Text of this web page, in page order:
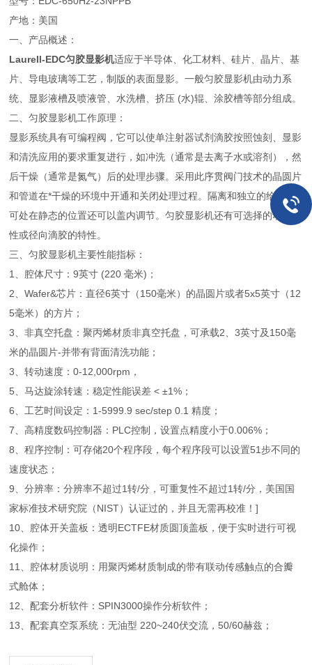
产地：美国
一、产品概述：
Laurell-EDC匀胶显影机适应于半导体、化工材料、硅片、晶片、基
片、导电玻璃等工艺，制版的表面显影。一般匀胶显影机由动力系
统、显影液槽及喷液管、水洗槽、挤压 (水)辊、涂胶槽等部分组成。
二、匀胶显影机工作原理：
显影系统具有可编程阀，它可以使单注射器试剂滴胶按照蚀刻、显影
和清洗应用的要求重复进行，如冲洗（通常是去离子水或溶剂），然
后干燥（通常是氮气）后的处理步骤。采用此序贯阀门技术的晶圆片
和管道在*干燥的环境中开通和关闭处理过程。隔离和独立的给水器
可处在静态的位置还可以盖内调节。匀胶显影机还有可选择的动态线
性或径向滴胶的特性。
三、匀胶显影机主要性能指标：
1、腔体尺寸：9英寸 (220 毫米)；
2、Wafer&芯片：直径6英寸（150毫米）的晶圆片或者5x5英寸（12
5毫米）的方片；
3、非真空托盘：聚丙烯材质非真空托盘，可承载2、3英寸及150毫
米的晶圆片-并带有背面清洗功能；
3、转动速度：0-12,000rpm，
5、马达旋涂转速：稳定性能误差 < ±1%；
6、工艺时间设定：1-5999.9 sec/step 0.1 精度；
7、高精度数码控制器：PLC控制，设置点精度小于0.006%；
8、程序控制：可存储20个程序段，每个程序段可以设置51步不同的
速度状态；
9、分辨率：分辨率不超过1转/分，可重复性不超过1转/分，美国国
家标准技术研究院（NIST）认证过的，并且无需再校准！]
10、腔体开关盖板：透明ECTFE材质圆顶盖板，便于实时进行可视
化操作；
11、腔体材质说明：用聚丙烯材质制成的带有联动传感触点的合瓣
式舱体；
12、配套分析软件：SPIN3000操作分析软件；
13、配套真空泵系统：无油型 220~240伏交流，50/60赫兹；